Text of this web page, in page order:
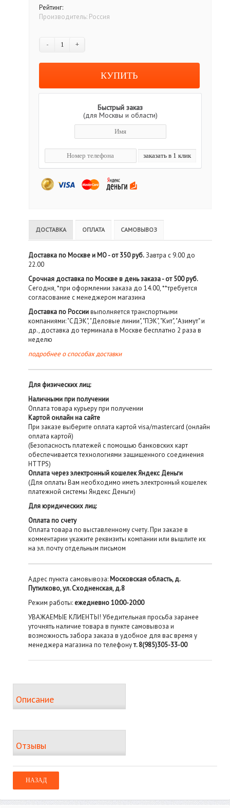
Рейтинг:
Производитель: Россия
- +
Быстрый заказ
(для Москвы и области)
ДОСТАВКА ОПЛАТА САМОВЫВОЗ
Доставка по Москве и МО - от 350 руб.Завтра с 9.00 до
22.00
Срочная доставка по Москве в день заказа - от 500 руб.
Сегодня, *при оформлении заказа до 14.00, **требуется
согласование с менеджером магазина
Доставка по Россиивыполняется транспортными
компаниями: "СДЭК", "Деловые линии", "ПЭК", "Кит", "Азимут" и
др., доставка до терминала в Москве бесплатно 2 раза в
неделю
подробнее о способах доставки
Для физических лиц:
Наличными при получении
Оплата товара курьеру при получении
Картой онлайн на сайте
При заказе выберите оплата картой visa/mastercard (онлайн
оплата картой)
(Безопасность платежей с помощью банковских карт
обеспечивается технологиями защищенного соединения
HTTPS)
Оплата через электронный кошелек Яндекс Деньги
(Для оплаты Вам необходимо иметь электронный кошелек
платежной системы Яндекс Деньги)
Для юридических лиц:
Оплата по счету
Оплата товара по выставленному счету. При заказе в
комментарии укажите реквизиты компании или вышлите их
на эл. почту отдельным письмом
Адрес пункта самовывоза: Московская область, д.
Путилково, ул. Сходненская, д.8
Режим работы: ежедневно 10:00-20:00
УВАЖАЕМЫЕ КЛИЕНТЫ! Убедительная просьба заранее
уточнять наличие товара в пункте самовывоза и
возможность забора заказа в удобное для вас время у
менеджера магазина по телефонут. 8(985)305-33-00
Описание
Отзывы